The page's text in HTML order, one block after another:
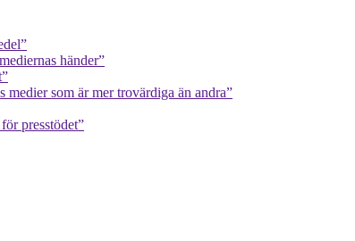
händer”
som är mer trovärdiga än andra”
presstödet”